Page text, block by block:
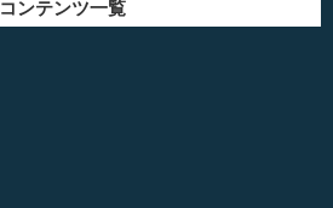
コンテンツ一覧